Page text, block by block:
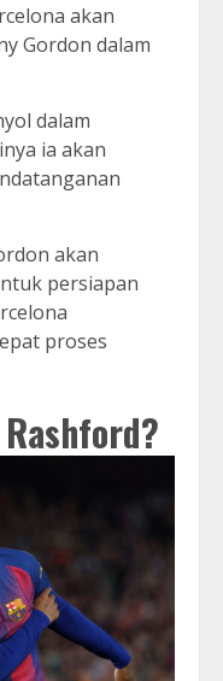
akan
Gordon dalam
dalam
ia akan
akan
persiapan
proses